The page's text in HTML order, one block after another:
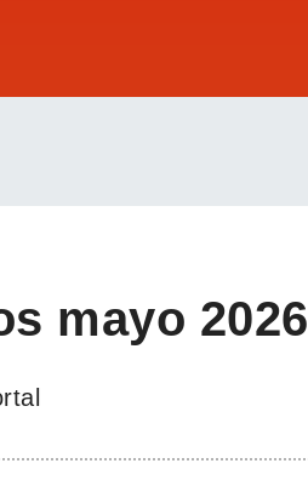
mayo 2026